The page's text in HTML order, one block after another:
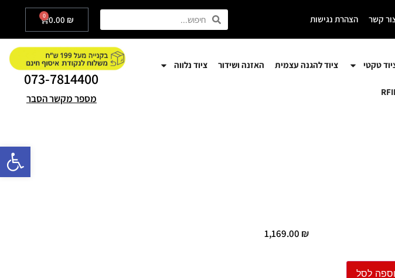
פתח
קשר הצהרת נגישות 0.00 ₪
0
טקטי ציוד להגנה עצמית האזנה ושידור ציוד נלווה
073-7814400
מספר מקשר הסבר
1,169.00 ₪
לסל